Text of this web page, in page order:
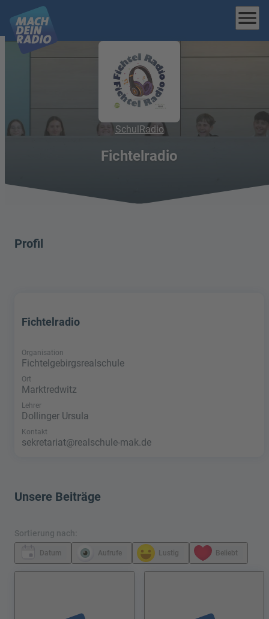
menu
SchulRadio
Fichtelradio
Profil
Fichtelradio
Organisation
Fichtelgebirgsrealschule
Ort
Marktredwitz
Lehrer
Dollinger Ursula
Kontakt
sekretariat@realschule-mak.de
Unsere Beiträge
Sortierung nach:
Datum Aufrufe Lustig Beliebt